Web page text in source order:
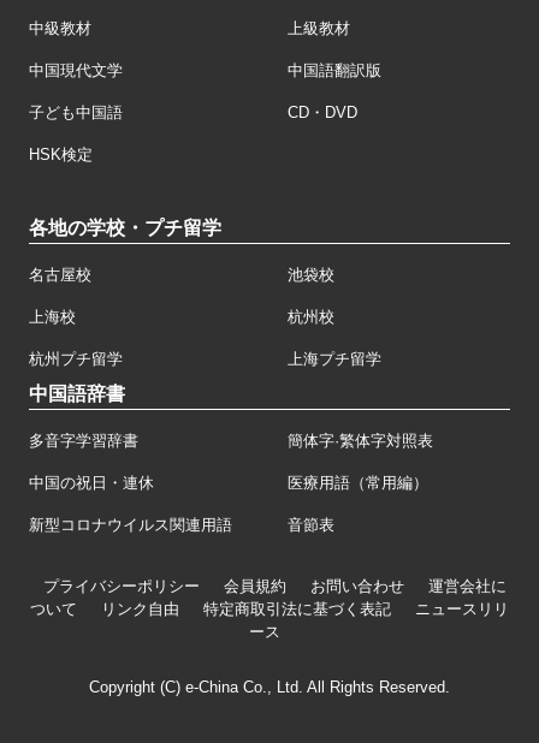
中級教材 上級教材
中国現代文学 中国語翻訳版
子ども中国語 CD・DVD
HSK検定
各地の学校・プチ留学
名古屋校 池袋校
上海校 杭州校
杭州プチ留学 上海プチ留学
中国語辞書
多音字学習辞書 簡体字·繁体字対照表
中国の祝日・連休 医療用語（常用編）
新型コロナウイルス関連用語 音節表
プライバシーポリシー 会員規約 お問い合わせ
運営会社に
ついて
リンク自由 特定商取引法に基づく表記
ニュースリリ
ース
Copyright (C) e-China Co., Ltd. All Rights Reserved.